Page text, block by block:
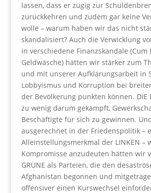
lassen, dass er zügig zur
zurückkehren und zudem gar keine
wolle – warum haben wir das nicht
skandalisiert? Auch die Verwicklung
in verschiedene Finanzskandale (Cum
Geldwäsche) hätten wir stärker zum
und mit unserer Aufklärungsarbeit in
Lobbyismus und Korruption bei
der Bevölkerung punkten können. DIE
zu wenig darum gekämpft,
Beschäftigte für sich zu gewinnen.
ausgerechnet in der Friedenspolitik –
Alleinstellungsmerkmal der LINKEN –
Kompromisse anzudeuten hätten wir
GRÜNE als Parteien, die den
Afghanistan begonnen und
offensiver einen Kurswechsel